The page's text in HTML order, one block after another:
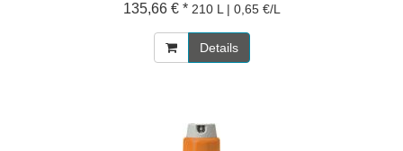
135,66 € * 210 L | 0,65 €/L
Details